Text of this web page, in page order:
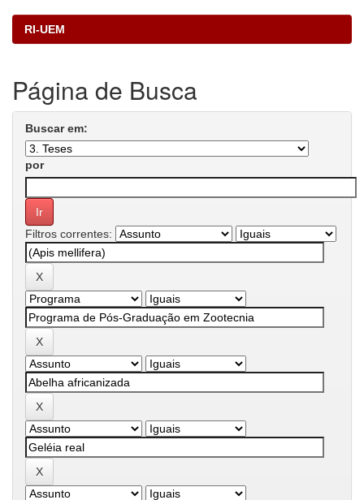
RI-UEM
Página de Busca
Buscar em:
por
Filtros correntes: